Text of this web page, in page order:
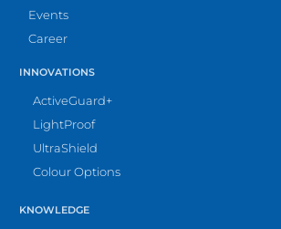
Events
Career
INNOVATIONS
ActiveGuard+
LightProof
UltraShield
Colour Options
KNOWLEDGE